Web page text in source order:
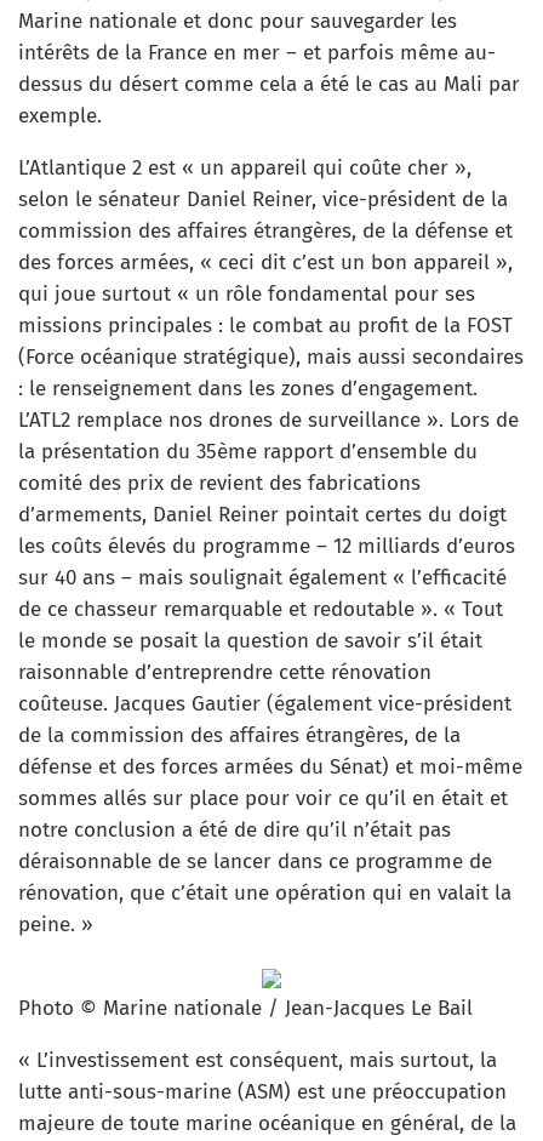
Marine nationale et donc pour sauvegarder les
intérêts de la France en mer – et parfois même au-
dessus du désert comme cela a été le cas au Mali par
exemple.
L’Atlantique 2 est « un appareil qui coûte cher »,
selon le sénateur Daniel Reiner, vice-président de la
commission des affaires étrangères, de la défense et
des forces armées, « ceci dit c’est un bon appareil »,
qui joue surtout « un rôle fondamental pour ses
missions principales : le combat au profit de la FOST
(Force océanique stratégique), mais aussi secondaires
: le renseignement dans les zones d’engagement.
L’ATL2 remplace nos drones de surveillance ». Lors de
la présentation du 35ème rapport d’ensemble du
comité des prix de revient des fabrications
d’armements, Daniel Reiner pointait certes du doigt
les coûts élevés du programme – 12 milliards d’euros
sur 40 ans – mais soulignait également « l’efficacité
de ce chasseur remarquable et redoutable ». « Tout
le monde se posait la question de savoir s’il était
raisonnable d’entreprendre cette rénovation
coûteuse. Jacques Gautier (également vice-président
de la commission des affaires étrangères, de la
défense et des forces armées du Sénat) et moi-même
sommes allés sur place pour voir ce qu’il en était et
notre conclusion a été de dire qu’il n’était pas
déraisonnable de se lancer dans ce programme de
rénovation, que c’était une opération qui en valait la
peine. »
Photo © Marine nationale / Jean-Jacques Le Bail
« L’investissement est conséquent, mais surtout, la
lutte anti-sous-marine (ASM) est une préoccupation
majeure de toute marine océanique en général, de la